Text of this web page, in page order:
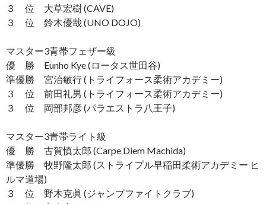
３ 位 大草宏樹 (CAVE)
３ 位 鈴木優哉 (UNO DOJO)
マスター3青帯フェザー級
優 勝 Eunho Kye (ロータス世田谷)
準優勝 宮治敏行 (トライフォース柔術アカデミー)
３ 位 前田礼男 (トライフォース柔術アカデミー)
３ 位 岡部邦彦 (パラエストラ八王子)
マスター3青帯ライト級
優 勝 古賀慎太郎 (Carpe Diem Machida)
準優勝 牧野隆太郎 (ストライプル早稲田柔術アカデミー ヒ
ルマ道場)
３ 位 野木克眞 (ジャンプファイトクラブ)